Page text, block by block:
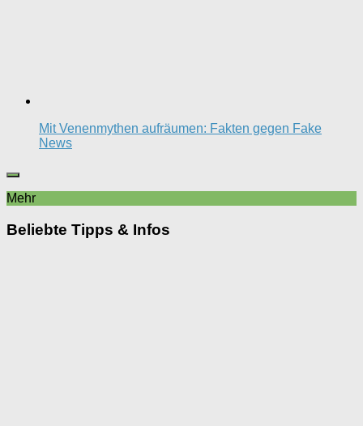
Mit Venenmythen aufräumen: Fakten gegen Fake
News
Mehr
Beliebte Tipps & Infos